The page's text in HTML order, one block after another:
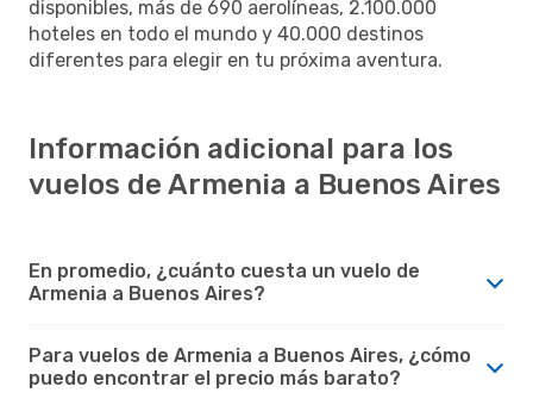
disponibles, más de 690 aerolíneas, 2.100.000
hoteles en todo el mundo y 40.000 destinos
diferentes para elegir en tu próxima aventura.
Información adicional para los
vuelos de Armenia a Buenos Aires
En promedio, ¿cuánto cuesta un vuelo de
Armenia a Buenos Aires?
Para vuelos de Armenia a Buenos Aires, ¿cómo
puedo encontrar el precio más barato?